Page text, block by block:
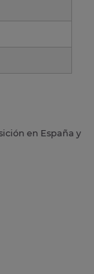
en España y